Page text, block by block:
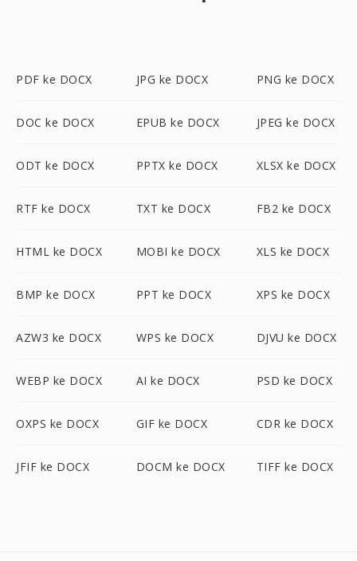
PDF ke DOCX JPG ke DOCX PNG ke DOCX
DOC ke DOCX EPUB ke DOCX JPEG ke DOCX
ODT ke DOCX PPTX ke DOCX XLSX ke DOCX
RTF ke DOCX TXT ke DOCX FB2 ke DOCX
HTML ke DOCX MOBI ke DOCX XLS ke DOCX
BMP ke DOCX PPT ke DOCX XPS ke DOCX
AZW3 ke DOCX WPS ke DOCX DJVU ke DOCX
WEBP ke DOCX AI ke DOCX PSD ke DOCX
OXPS ke DOCX GIF ke DOCX CDR ke DOCX
JFIF ke DOCX DOCM ke DOCX TIFF ke DOCX